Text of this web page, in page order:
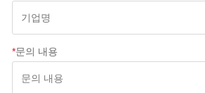
*문의 내용